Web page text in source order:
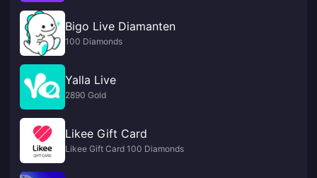
Bigo Live Diamanten
100 Diamonds
Yalla Live
2890 Gold
Likee Gift Card
Likee Gift Card 100 Diamonds